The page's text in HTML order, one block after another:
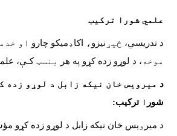
علمي شورا ترکیب
د تدریسي، څيړ نیزو ، اکاډ میکو چارو او
موخه ، د لوړو زده کړو په هر بنسټکـې،
د میرویس خان نیکه زابل د لوړو زده
شور ا ترکیب:
د میر و یس خان نیکه زابل د لوړو زده کړو